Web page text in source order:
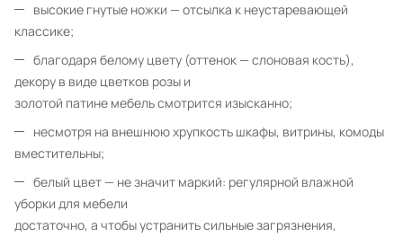
высокие гнутые ножки — отсылка к неустаревающей
классике;
благодаря белому цвету (оттенок — слоновая кость),
декору в виде цветков розы и
золотой патине мебель смотрится изысканно;
несмотря на внешнюю хрупкость шкафы, витрины, комоды
вместительны;
белый цвет — не значит маркий: регулярной влажной
уборки для мебели
достаточно, а чтобы устранить сильные загрязнения,